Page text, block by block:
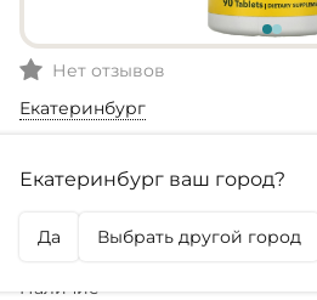
Нет отзывов
Екатеринбург
Екатеринбург ваш город?
Да Выбрать другой город
1 099,99₽
Наличие